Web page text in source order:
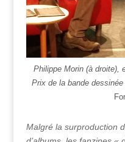
Philippe Morin (à droite),
Prix de la bande
Malgré la surproduction